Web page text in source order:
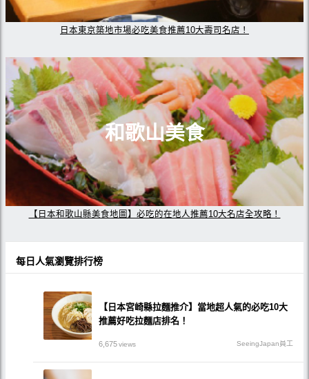
日本東京築地市場必吃美食推薦10大壽司名店！
和歌山美食
【日本和歌山縣美食地圖】必吃的在地人推薦10大名店全攻略！
每日人氣瀏覽排行榜
【日本宮崎縣拉麵推介】當地超人氣的必吃10大
推薦好吃拉麵店排名！
6,675views SeeingJapan員工